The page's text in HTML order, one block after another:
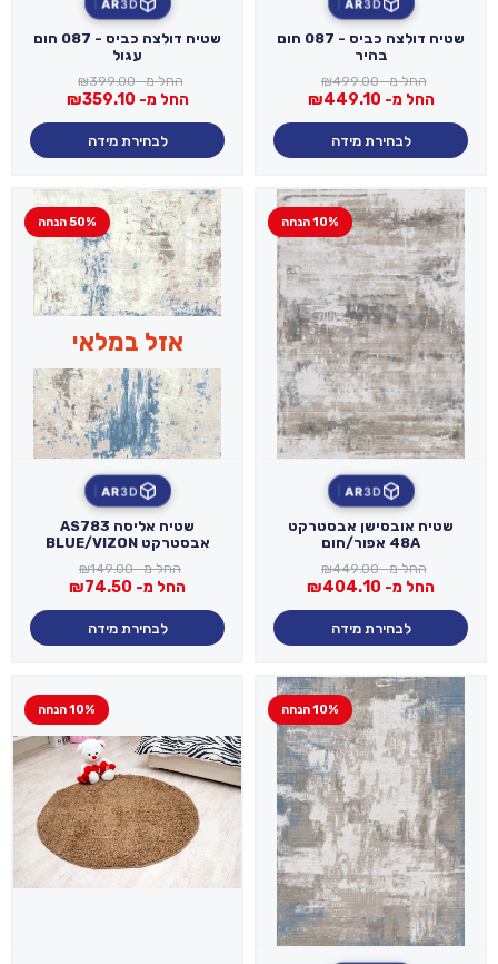
3D
AR
שטיח דולצה כביס - 087 חום
בהיר
החל מ- ₪499.00
החל מ- ₪449.10
לבחירת מידה
3D
AR
שטיח דולצה כביס - 087 חום
עגול
החל מ- ₪399.00
החל מ- ₪359.10
לבחירת מידה
10% הנחה
3D
AR
שטיח אובסישן אבסטרקט
48A אפור/חום
החל מ- ₪449.00
החל מ- ₪404.10
לבחירת מידה
אזל במלאי
50% הנחה
3D
AR
שטיח אליסה AS783
אבסטרקט BLUE/VIZON
החל מ- ₪149.00
החל מ- ₪74.50
לבחירת מידה
10% הנחה 10% הנחה